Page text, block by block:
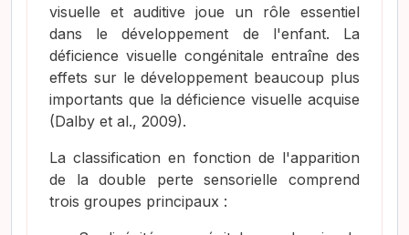
visuelle et auditive joue un rôle essentiel
dans le développement de l'enfant. La
déficience visuelle congénitale entraîne des
effets sur le développement beaucoup plus
importants que la déficience visuelle acquise
(Dalby et al., 2009).
La classification en fonction de l'apparition
de la double perte sensorielle comprend
trois groupes principaux :